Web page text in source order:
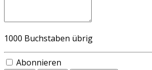
1000 Buchstaben übrig
Abonnieren